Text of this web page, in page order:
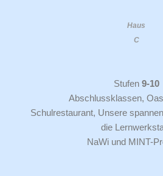
Haus
C
Stufen 9-10
Abschlussklassen,
Schulrestaurant, Unsere
die
NaWi und MINT-